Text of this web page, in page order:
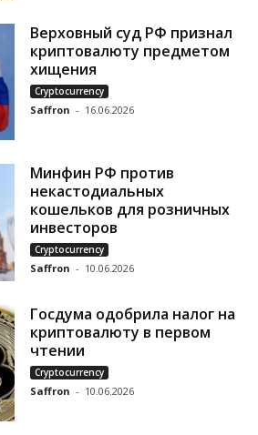
Верховный суд РФ признал
криптовалюту предметом
хищения
Cryptocurrency
Saffron - 16.06.2026
Минфин РФ против
некастодиальных
кошельков для розничных
инвесторов
Cryptocurrency
Saffron - 10.06.2026
Госдума одобрила налог на
криптовалюту в первом
чтении
Cryptocurrency
Saffron - 10.06.2026